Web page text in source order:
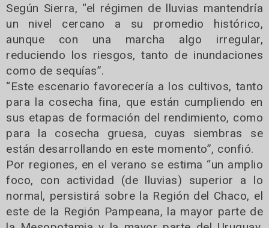
Según Sierra, “el régimen de lluvias mantendría
un nivel cercano a su promedio histórico,
aunque con una marcha algo irregular,
reduciendo los riesgos, tanto de inundaciones
como de sequías”.
“Este escenario favorecería a los cultivos, tanto
para la cosecha fina, que están cumpliendo en
sus etapas de formación del rendimiento, como
para la cosecha gruesa, cuyas siembras se
están desarrollando en este momento”, confió.
Por regiones, en el verano se estima “un amplio
foco, con actividad (de lluvias) superior a lo
normal, persistirá sobre la Región del Chaco, el
este de la Región Pampeana, la mayor parte de